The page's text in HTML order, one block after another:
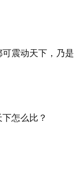
震动天下，乃
怎么比？